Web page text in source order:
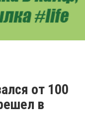
от 100
в